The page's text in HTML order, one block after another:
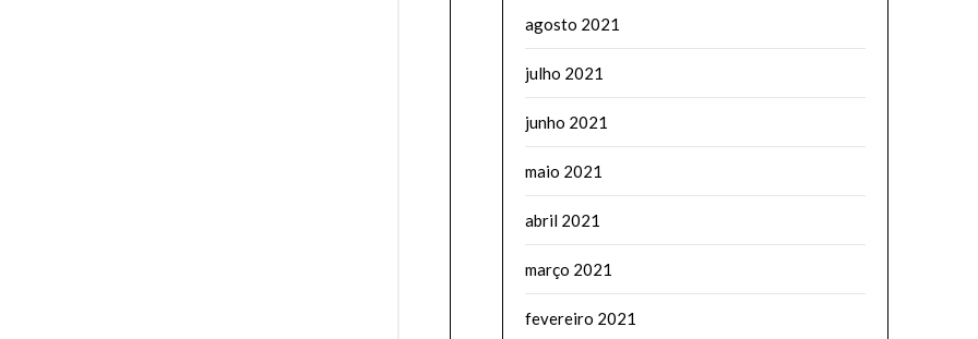
agosto 2021
julho 2021
junho 2021
maio 2021
abril 2021
março 2021
fevereiro 2021